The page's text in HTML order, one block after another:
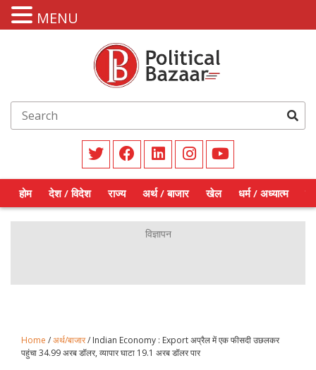
होम देश / विदेश राज्य अर्थ / बाजार खेल धर्म / अध्यात्म
Home /अर्थ/बाजार/ Indian Economy : Export अप्रैल में एक फीसदी उछलकर
पहुंचा 34.99 अरब डॉलर, व्‍यापार घाटा 19.1 अरब डॉलर पार
MENU